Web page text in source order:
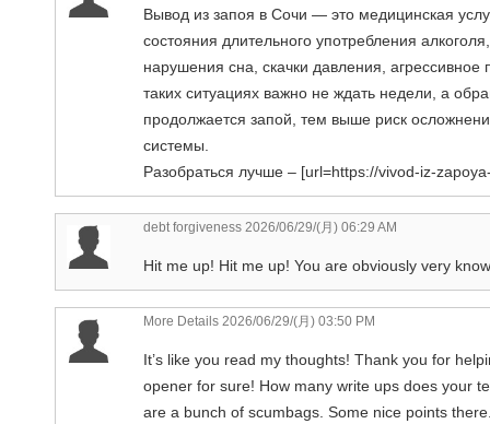
Вывод из запоя в Сочи — это медицинская
состояния длительного употребления
нарушения сна, скачки давления,
таких ситуациях важно не ждать недели, а
продолжается запой, тем выше риск
системы.
Разобраться лучше – [url=https://vivod-iz-
debt forgiveness 2026/06/29/(月) 06:29 AM
Hit me up! Hit me up! You are obviously very
More Details 2026/06/29/(月) 03:50 PM
It’s like you read my thoughts! Thank you for
opener for sure! How many write ups does your
are a bunch of scumbags. Some nice points